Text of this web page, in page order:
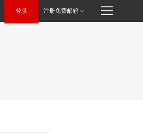
登录 注册免费邮箱